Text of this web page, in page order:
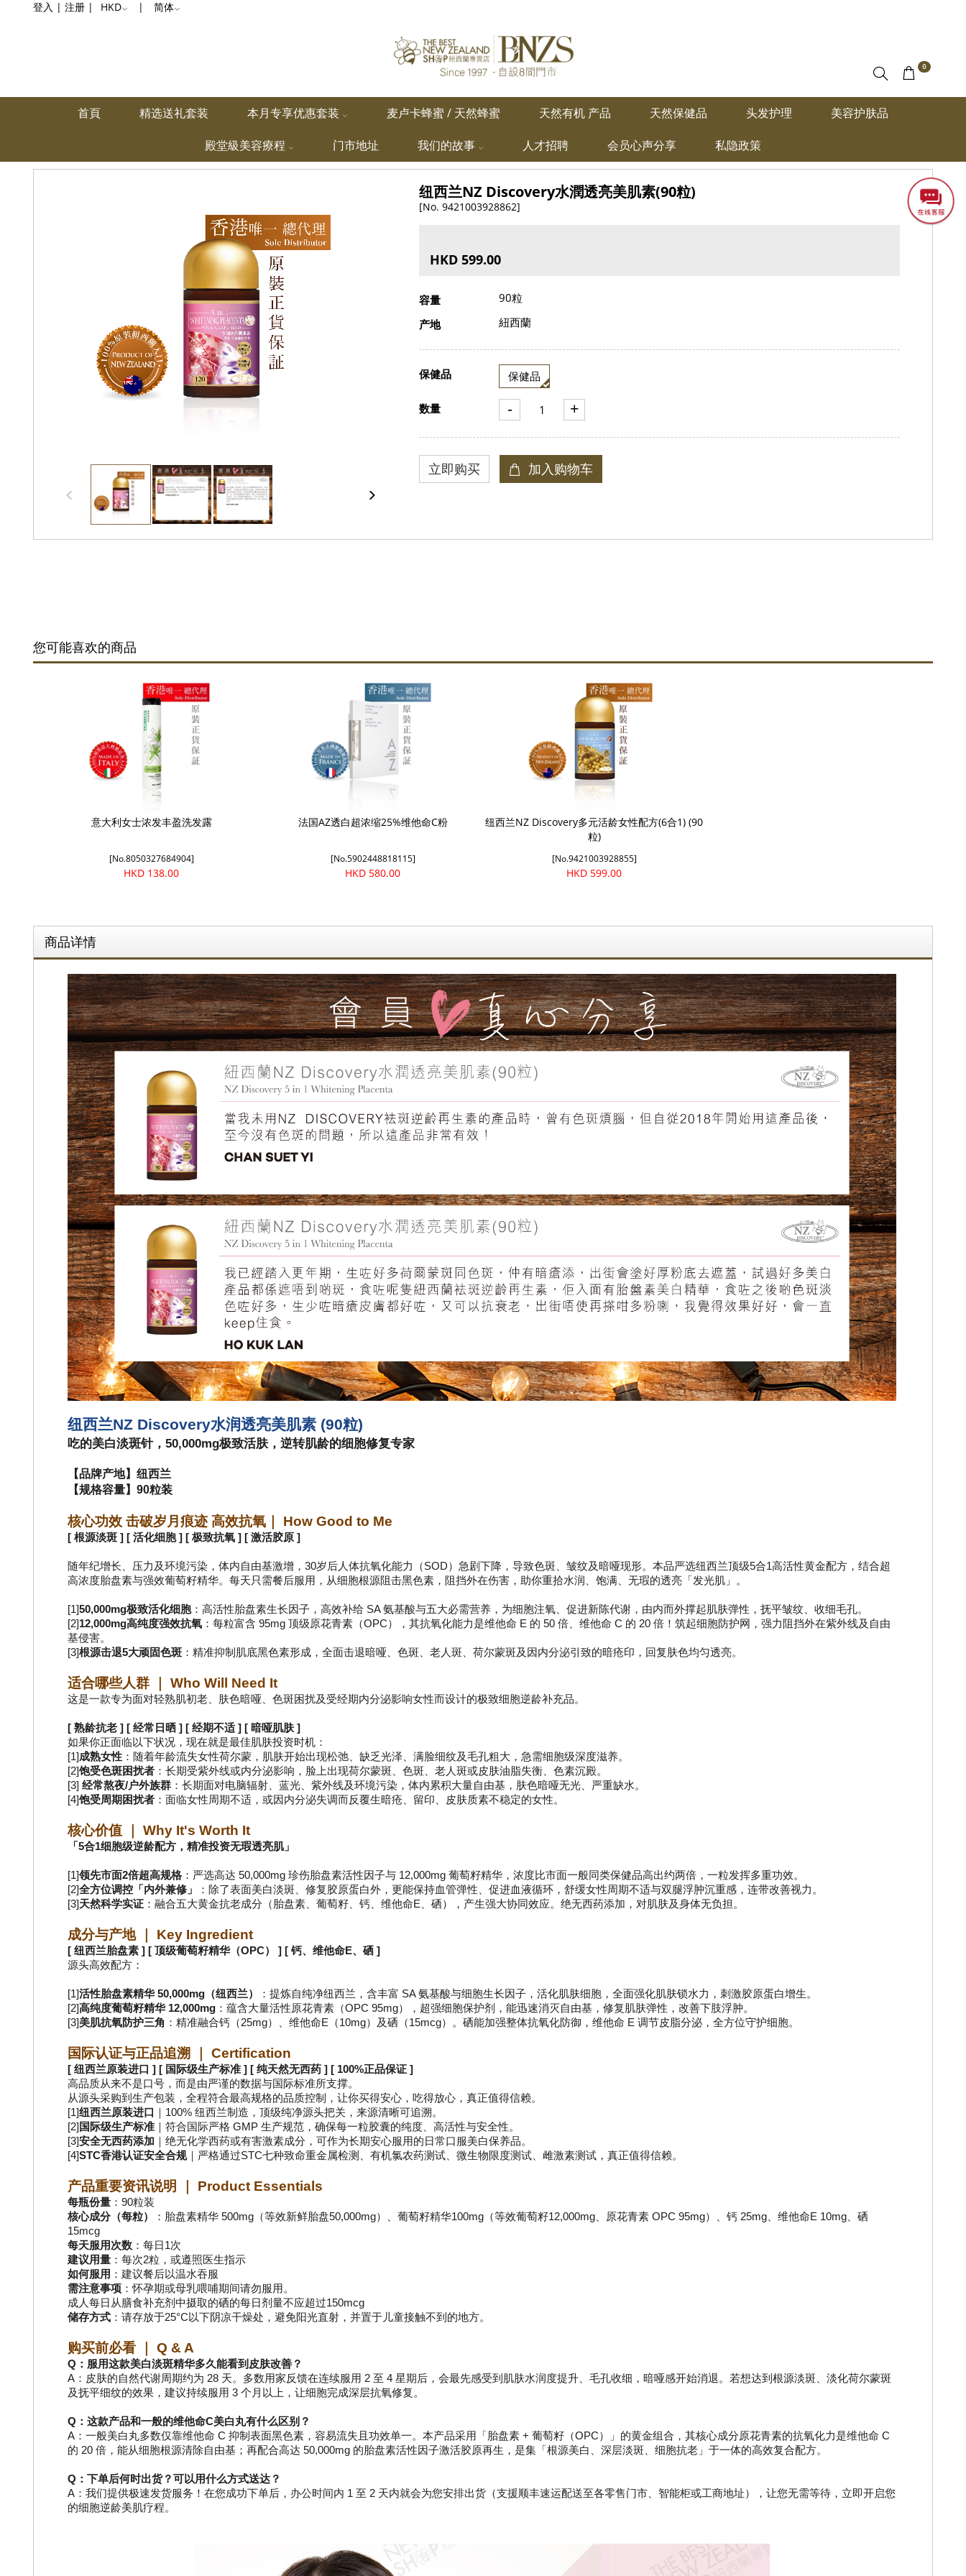
登入 | 注册 | HKD | 简体
0
首頁 精选送礼套装 本月专享优惠套装 麦卢卡蜂蜜 / 天然蜂蜜 天然有机 产品 天然保健品 头发护理 美容护肤品
殿堂級美容療程 门市地址 我们的故事 人才招聘 会员心声分享 私隐政策
纽西兰NZ Discovery水潤透亮美肌素(90粒)
[No. 9421003928862]
HKD 599.00
容量
90粒
产地
紐西蘭
保健品 保健品
数量 - +
您可能喜欢的商品
意大利女士浓发丰盈洗发露
[No.8050327684904]
HKD 138.00
法国AZ透白超浓缩25%维他命C粉
[No.5902448818115]
HKD 580.00
纽西兰NZ Discovery多元活龄女性配方(6合1) (90
粒)
[No.9421003928855]
HKD 599.00
商品详情
纽西兰NZ Discovery水润透亮美肌素 (90粒)
吃的美白淡斑针，50,000mg极致活肤，逆转肌龄的细胞修复专家
【品牌产地】纽西兰
【规格容量】90粒装
核心功效 击破岁月痕迹 高效抗氧｜ How Good to Me
[ 根源淡斑 ] [ 活化细胞 ] [ 极致抗氧 ] [ 激活胶原 ]
随年纪增长、压力及环境污染，体内自由基激增，30岁后人体抗氧化能力（SOD）急剧下降，导致色斑、皱纹及暗哑现形。本品严选纽西兰顶级5合1高活性黄金配方，结合超
高浓度胎盘素与强效葡萄籽精华。每天只需餐后服用，从细胞根源阻击黑色素，阻挡外在伤害，助你重拾水润、饱满、无瑕的透亮「发光肌」。
[1]50,000mg极致活化细胞：高活性胎盘素生长因子，高效补给 SA 氨基酸与五大必需营养，为细胞注氧、促进新陈代谢，由内而外撑起肌肤弹性，抚平皱纹、收细毛孔。
[2]12,000mg高纯度强效抗氧 ：每粒富含 95mg 顶级原花青素（OPC），其抗氧化能力是维他命 E 的 50 倍、维他命 C 的 20 倍！筑起细胞防护网，强力阻挡外在紫外线及自由
基侵害。
[3]根源击退5大顽固色斑 ：精准抑制肌底黑色素形成，全面击退暗哑、色斑、老人斑、荷尔蒙斑及因内分泌引致的暗疮印，回复肤色均匀透亮。
适合哪些人群 ｜ Who Will Need It
这是一款专为面对轻熟肌初老、肤色暗哑、色斑困扰及受经期内分泌影响女性而设计的极致细胞逆龄补充品。
[ 熟龄抗老 ] [ 经常日晒 ] [ 经期不适 ] [ 暗哑肌肤 ]
如果你正面临以下状况，现在就是最佳肌肤投资时机：
[1]成熟女性 ：随着年龄流失女性荷尔蒙，肌肤开始出现松弛、缺乏光泽、满脸细纹及毛孔粗大，急需细胞级深度滋养。
[2]饱受色斑困扰者 ：长期受紫外线或内分泌影响，脸上出现荷尔蒙斑、色斑、老人斑或皮肤油脂失衡、色素沉殿。
[3] 经常熬夜/户外族群 ：长期面对电脑辐射、蓝光、紫外线及环境污染，体内累积大量自由基，肤色暗哑无光、严重缺水。
[4]饱受周期困扰者 ：面临女性周期不适，或因内分泌失调而反覆生暗疮、留印、皮肤质素不稳定的女性。
核心价值 ｜ Why It's Worth It
「5合1细胞级逆龄配方，精准投资无瑕透亮肌」
[1]领先市面2倍超高规格 ：严选高达 50,000mg 珍伤胎盘素活性因子与 12,000mg 葡萄籽精华，浓度比市面一般同类保健品高出约两倍，一粒发挥多重功效。
[2]全方位调控「内外兼修」
：除了表面美白淡斑、修复胶原蛋白外，更能保持血管弹性、促进血液循环，舒缓女性周期不适与双腿浮肿沉重感，连带改善视力。
[3]天然科学实证 ：融合五大黄金抗老成分（胎盘素、葡萄籽、钙、维他命E、硒），产生强大协同效应。绝无西药添加，对肌肤及身体无负担。
成分与产地 ｜ Key Ingredient
[ 纽西兰胎盘素 ] [ 顶级葡萄籽精华（OPC） ] [ 钙、维他命E、硒 ]
源头高效配方：
[1]活性胎盘素精华 50,000mg（纽西兰）
：提炼自纯净纽西兰，含丰富 SA 氨基酸与细胞生长因子，活化肌肤细胞，全面强化肌肤锁水力，刺激胶原蛋白增生。
[2]高纯度葡萄籽精华 12,000mg ：蕴含大量活性原花青素（OPC 95mg），超强细胞保护剂，能迅速消灭自由基，修复肌肤弹性，改善下肢浮肿。
[3]美肌抗氧防护三角 ：精准融合钙（25mg）、维他命E（10mg）及硒（15mcg）。硒能加强整体抗氧化防御，维他命 E 调节皮脂分泌，全方位守护细胞。
国际认证与正品追溯 ｜ Certification
[ 纽西兰原装进口 ] [ 国际级生产标准 ] [ 纯天然无西药 ] [ 100%正品保证 ]
高品质从来不是口号，而是由严谨的数据与国际标准所支撑。
从源头采购到生产包装，全程符合最高规格的品质控制，让你买得安心，吃得放心，真正值得信赖。
[1]纽西兰原装进口
｜100% 纽西兰制造，顶级纯净源头把关，来源清晰可追溯。
[2] 国际级生产标准 ｜符合国际严格 GMP 生产规范，确保每一粒胶囊的纯度、高活性与安全性。
[3]安全无西药添加 ｜绝无化学西药或有害激素成分，可作为长期安心服用的日常口服美白保养品。
[4]STC香港认证安全合规｜严格通过STC七种致命重金属检测、有机氯农药测试、微生物限度测试、雌激素测试，真正值得信赖。
产品重要资讯说明 ｜ Product Essentials
每瓶份量 ：90粒装
核心成分（每粒）
：胎盘素精华 500mg（等效新鲜胎盘50,000mg）、葡萄籽精华100mg（等效葡萄籽12,000mg、原花青素 OPC 95mg）、钙 25mg、维他命E 10mg、硒
15mcg
每天服用次数 ：每日1次
建议用量 ：每次2粒，或遵照医生指示
如何服用 ：建议餐后以温水吞服
需注意事项 ：怀孕期或母乳喂哺期间请勿服用。
成人每日从膳食补充剂中摄取的硒的每日剂量不应超过150mcg
储存方式 ：请存放于25°C以下阴凉干燥处，避免阳光直射，并置于儿童接触不到的地方。
购买前必看 ｜ Q & A
Q：服用这款美白淡斑精华多久能看到皮肤改善？
A：皮肤的自然代谢周期约为 28 天。多数用家反馈在连续服用 2 至 4 星期后，会最先感受到肌肤水润度提升、毛孔收细，暗哑感开始消退。若想达到根源淡斑、淡化荷尔蒙斑
及抚平细纹的效果，建议持续服用 3 个月以上，让细胞完成深层抗氧修复。
Q：这款产品和一般的维他命C美白丸有什么区别？
A：一般美白丸多数仅靠维他命 C 抑制表面黑色素，容易流失且功效单一。本产品采用「胎盘素 + 葡萄籽（OPC）」的黄金组合，其核心成分原花青素的抗氧化力是维他命 C
的 20 倍，能从细胞根源清除自由基；再配合高达 50,000mg 的胎盘素活性因子激活胶原再生，是集「根源美白、深层淡斑、细胞抗老」于一体的高效复合配方。
Q：下单后何时出货？可以用什么方式送达？
A：我们提供极速发货服务！在您成功下单后，办公时间内 1 至 2 天内就会为您安排出货（支援顺丰速运配送至各零售门市、智能柜或工商地址），让您无需等待，立即开启您
的细胞逆龄美肌疗程。